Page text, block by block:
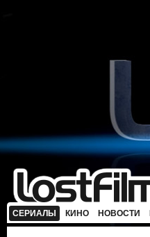
СЕРИАЛЫ КИНО НОВОСТИ